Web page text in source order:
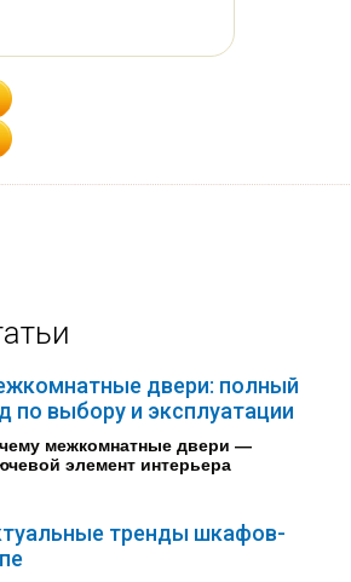
двери: полный
по выбору и эксплуатации
межкомнатные двери —
элемент интерьера
тренды шкафов-